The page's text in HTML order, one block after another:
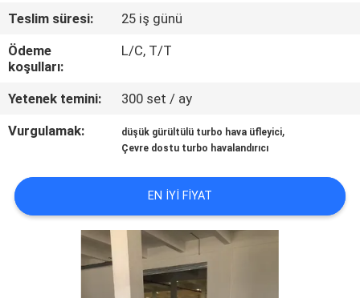
BIZIMLE
ILETIŞIME
GEÇIN
BIR
ISTEĞI
COMPANY
Teslim süresi:
25 iş günü
Ödeme
koşulları:
L/C, T/T
Yetenek temini:
300 set / ay
Vurgulamak:
düşük gürültülü turbo hava üfleyici,
Çevre dostu turbo havalandırıcı
EN IYI FIYAT